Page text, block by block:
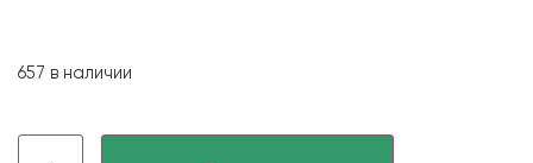
657 в наличии